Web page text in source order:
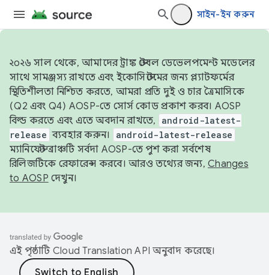
সাইন-ইন করুন
২০২৬ সাল থেকে, আমাদের ট্রাঙ্ক স্টেবল ডেভেলপমেন্ট মডেলের
সাথে সামঞ্জস্য রাখতে এবং ইকোসিস্টেমের জন্য প্ল্যাটফর্মের
স্থিতিশীলতা নিশ্চিত করতে, আমরা প্রতি দুই ও চার ত্রৈমাসিকে
(Q2 এবং Q4) AOSP-তে সোর্স কোড প্রকাশ করব। AOSP
বিল্ড করতে এবং এতে অবদান রাখতে,
android-latest-
release ব্যবহার করুন। android-latest-release
ম্যানিফেস্ট ব্রাঞ্চটি সর্বদা AOSP-তে পুশ করা সর্বশেষ
রিলিজটিকে রেফারেন্স করবে। আরও তথ্যের জন্য, Changes
to AOSP দেখুন।
এই পৃষ্ঠাটি Cloud Translation API অনুবাদ করেছে।